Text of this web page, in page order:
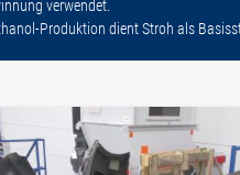
verwendet.
Produktion dient Stroh als